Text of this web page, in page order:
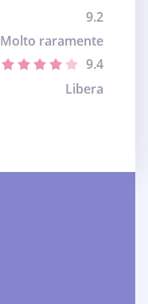
9.2
Molto raramente
9.4
Libera